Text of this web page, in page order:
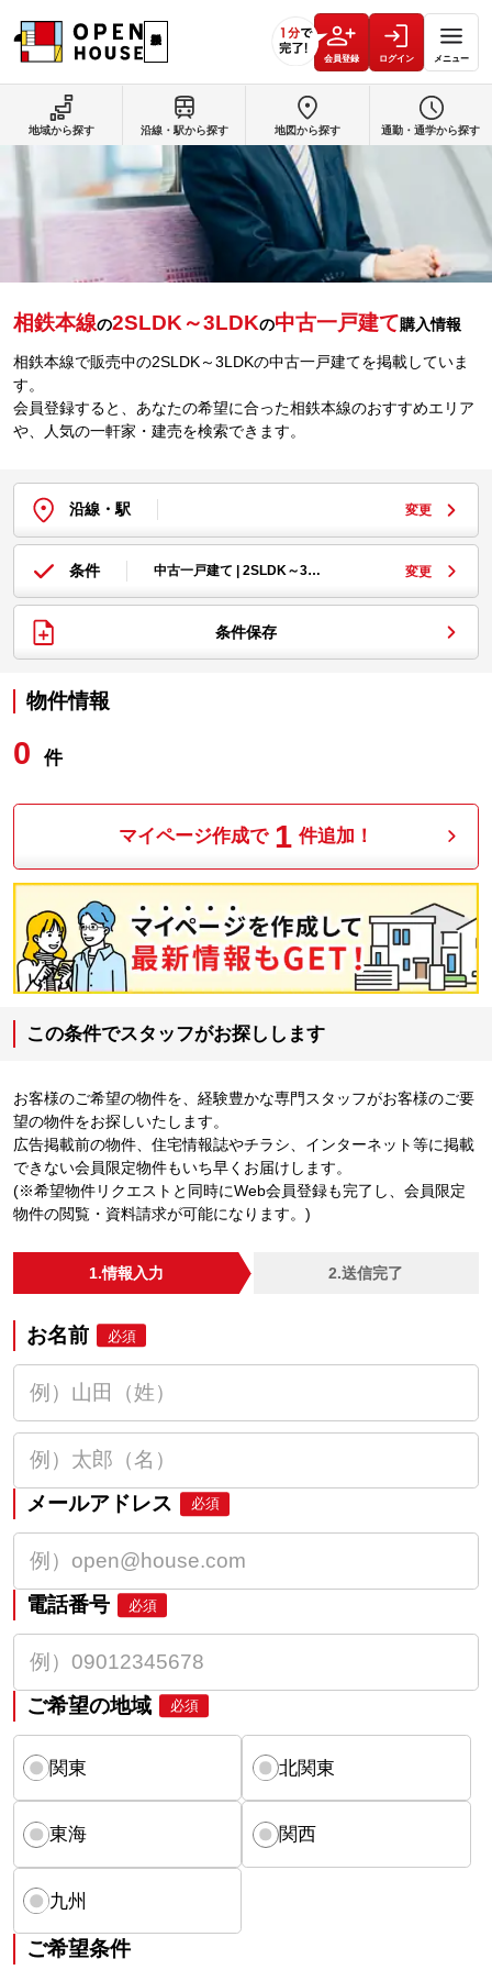
会員登録 ログイン メニュー
相鉄本線の2SLDK～3LDKの中古一戸建て購入情報
相鉄本線で販売中の2SLDK～3LDKの中古一戸建てを掲載していま
す。
会員登録すると、あなたの希望に合った相鉄本線のおすすめエリア
や、人気の一軒家・建売を検索できます。
沿線・駅 変更
条件 中古一戸建て | 2SLDK～3… 変更
条件保存
物件情報
0 件
マイページ作成で 1 件追加！
この条件でスタッフがお探しします
お客様のご希望の物件を、経験豊かな専門スタッフがお客様のご要
望の物件をお探しいたします。
広告掲載前の物件、住宅情報誌やチラシ、インターネット等に掲載
できない会員限定物件もいち早くお届けします。
(※希望物件リクエストと同時にWeb会員登録も完了し、会員限定
物件の閲覧・資料請求が可能になります。)
1.情報入力 2.送信完了
お名前 必須
メールアドレス 必須
電話番号 必須
ご希望の地域 必須
関東 北関東
東海 関西
九州
ご希望条件
地域から探す 沿線・駅から探す 地図から探す 通勤・通学から探す